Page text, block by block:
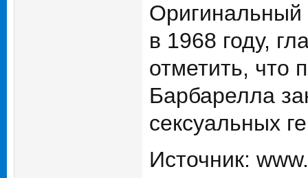
в 1968 году,
отметить, что
Барбарелла
сексуальных
Источник: